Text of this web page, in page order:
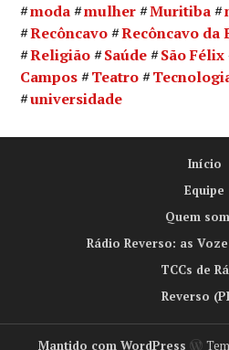
moda
mulher Muritiba
Recôncavo
Recôncavo da
Religião
Saúde São Félix
Campos
Teatro
universidade
Início
Equipe
Quem
Rádio Reverso: as
TCCs de
Reverso
Mantido com WordPress